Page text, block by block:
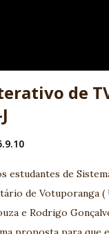
de
estudantes de
de Votuporanga (
e Rodrigo